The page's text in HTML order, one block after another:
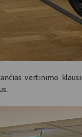
vertinimo